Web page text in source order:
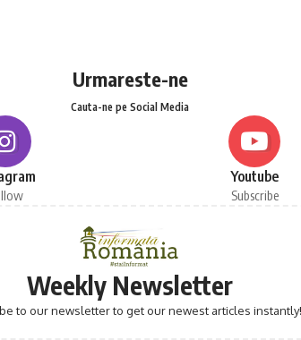
Urmareste-ne
Cauta-ne pe Social Media
Youtube
Subscribe
Weekly Newsletter
to our newsletter to get our newest articles instantly!